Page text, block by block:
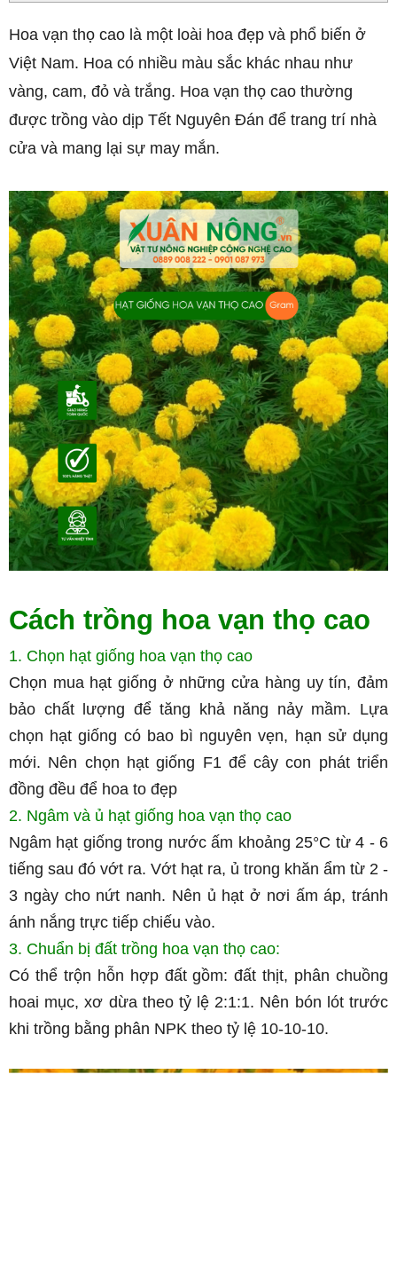
Hoa vạn thọ cao là một loài hoa đẹp và phổ biến ở
Việt Nam. Hoa có nhiều màu sắc khác nhau như
vàng, cam, đỏ và trắng. Hoa vạn thọ cao thường
được trồng vào dịp Tết Nguyên Đán để trang trí nhà
cửa và mang lại sự may mắn.
Cách trồng hoa vạn thọ cao
1. Chọn hạt giống hoa vạn thọ cao
Chọn mua hạt giống ở những cửa hàng uy tín, đảm
bảo chất lượng để tăng khả năng nảy mầm. Lựa
chọn hạt giống có bao bì nguyên vẹn, hạn sử dụng
mới. Nên chọn hạt giống F1 để cây con phát triển
đồng đều để hoa to đẹp
2. Ngâm và ủ hạt giống hoa vạn thọ cao
Ngâm hạt giống trong nước ấm khoảng 25°C từ 4 - 6
tiếng sau đó vớt ra. Vớt hạt ra, ủ trong khăn ẩm từ 2 -
3 ngày cho nứt nanh. Nên ủ hạt ở nơi ấm áp, tránh
ánh nắng trực tiếp chiếu vào.
3. Chuẩn bị đất trồng hoa vạn thọ cao:
Có thể trộn hỗn hợp đất gồm: đất thịt, phân chuồng
hoai mục, xơ dừa theo tỷ lệ 2:1:1. Nên bón lót trước
khi trồng bằng phân NPK theo tỷ lệ 10-10-10.